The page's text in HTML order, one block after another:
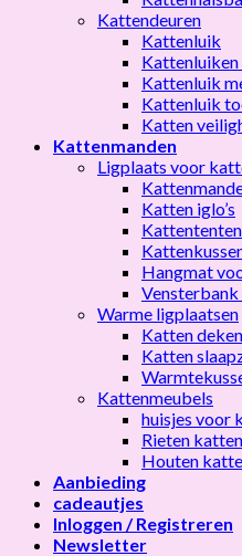
Kattendeuren
Kattenluik
Kattenluik
Kattenluik
Katten
Kattenmanden
Ligplaats voor
Katten iglo’s
Hangmat
Warme ligplaatsen
Katten
Katten
Kattenmeubels
huisjes voor
Rieten
Houten
Aanbieding
cadeautjes
Inloggen / Registreren
Newsletter